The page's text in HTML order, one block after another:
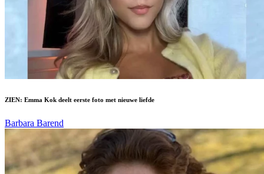
ZIEN: Emma Kok deelt eerste foto met nieuwe liefde
Barbara Barend